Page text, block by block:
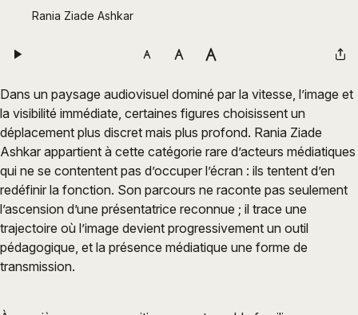
Rania Ziade Ashkar
Dans un paysage audiovisuel dominé par la vitesse, l’image et
la visibilité immédiate, certaines figures choisissent un
déplacement plus discret mais plus profond. Rania Ziade
Ashkar appartient à cette catégorie rare d’acteurs médiatiques
qui ne se contentent pas d’occuper l’écran : ils tentent d’en
redéfinir la fonction. Son parcours ne raconte pas seulement
l’ascension d’une présentatrice reconnue ; il trace une
trajectoire où l’image devient progressivement un outil
pédagogique, et la présence médiatique une forme de
transmission.